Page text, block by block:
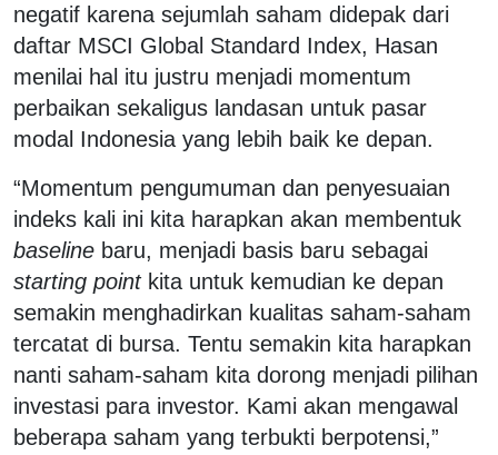
negatif karena sejumlah saham didepak dari
daftar MSCI Global Standard Index, Hasan
menilai hal itu justru menjadi momentum
perbaikan sekaligus landasan untuk pasar
modal Indonesia yang lebih baik ke depan.
“Momentum pengumuman dan penyesuaian
indeks kali ini kita harapkan akan membentuk
baseline baru, menjadi basis baru sebagai
starting pointkita untuk kemudian ke depan
semakin menghadirkan kualitas saham-saham
tercatat di bursa. Tentu semakin kita harapkan
nanti saham-saham kita dorong menjadi pilihan
investasi para investor. Kami akan mengawal
beberapa saham yang terbukti berpotensi,”